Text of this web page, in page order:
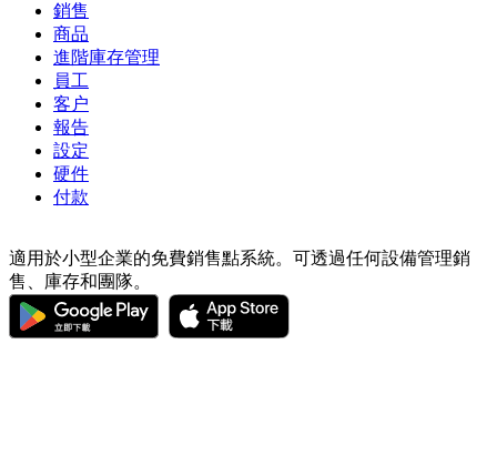
銷售
商品
進階庫存管理
員工
客户
報告
設定
硬件
付款
適用於小型企業的免費銷售點系統。可透過任何設備管理銷
售、庫存和團隊。